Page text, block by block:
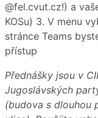
@fel.cvut.cz!) a
KOSu) 3. V menu
stránce Teams
přístup
Přednášky jsou v
Jugoslávských
(budova s dlouhou